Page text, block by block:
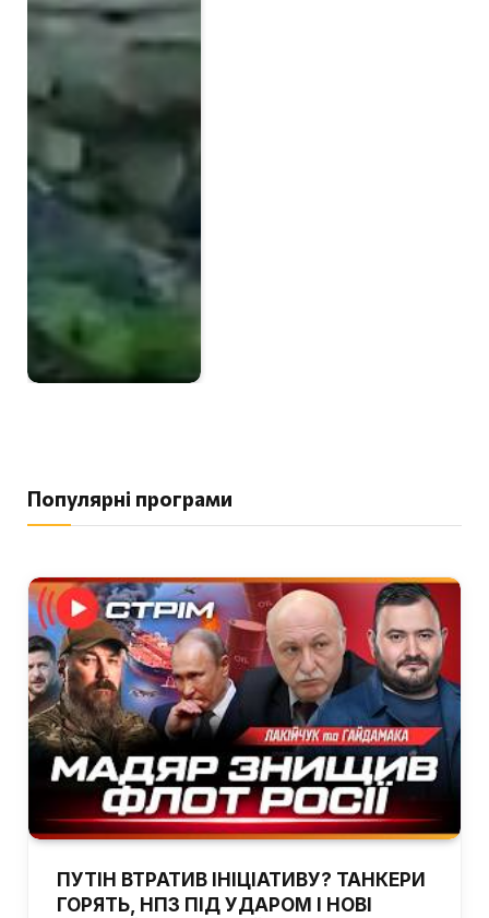
Популярні програми
ПУТІН ВТРАТИВ ІНІЦІАТИВУ? ТАНКЕРИ
ГОРЯТЬ, НПЗ ПІД УДАРОМ І НОВІ